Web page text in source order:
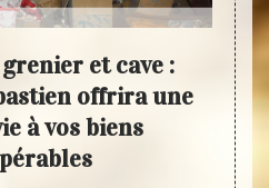
et cave :
offrira une
à vos biens
Par